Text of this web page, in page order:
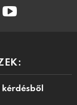
kérdésből